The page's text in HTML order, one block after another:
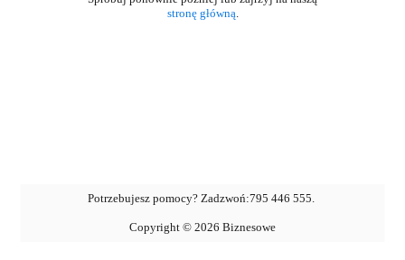
stronę główną.
Potrzebujesz pomocy? Zadzwoń:795 446 555.
Copyright © 2026 Biznesowe